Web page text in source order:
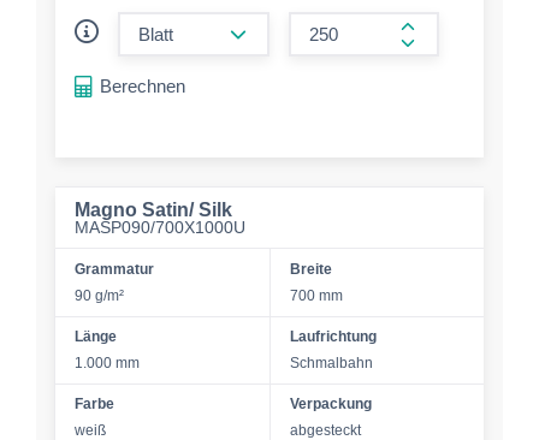
form.increase-
Berechnen
Magno Satin/ Silk
MASP090/700X1000U
Grammatur
90 g/m²
Breite
700 mm
Länge
1.000 mm
Laufrichtung
Schmalbahn
Farbe
weiß
Verpackung
abgesteckt